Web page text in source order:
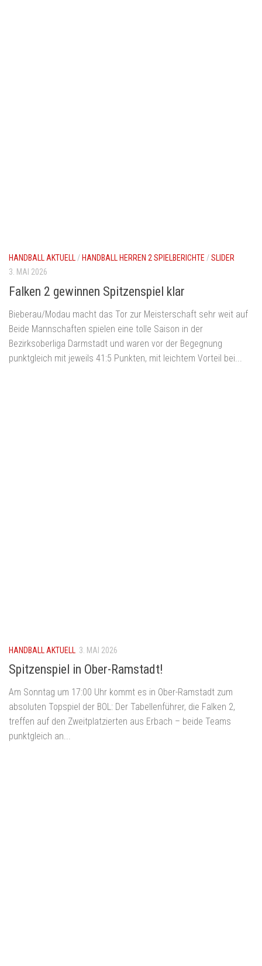
HANDBALL AKTUELL/ HANDBALL HERREN 2 SPIELBERICHTE/SLIDER
3. MAI 2026
Falken 2 gewinnen Spitzenspiel klar
Bieberau/Modau macht das Tor zur Meisterschaft sehr weit auf
Beide Mannschaften spielen eine tolle Saison in der
Bezirksoberliga Darmstadt und waren vor der Begegnung
punktgleich mit jeweils 41:5 Punkten, mit leichtem Vorteil bei...
HANDBALL AKTUELL 3. MAI 2026
Spitzenspiel in Ober-Ramstadt!
Am Sonntag um 17:00 Uhr kommt es in Ober-Ramstadt zum
absoluten Topspiel der BOL: Der Tabellenführer, die Falken 2,
treffen auf den Zweitplatzierten aus Erbach – beide Teams
punktgleich an...